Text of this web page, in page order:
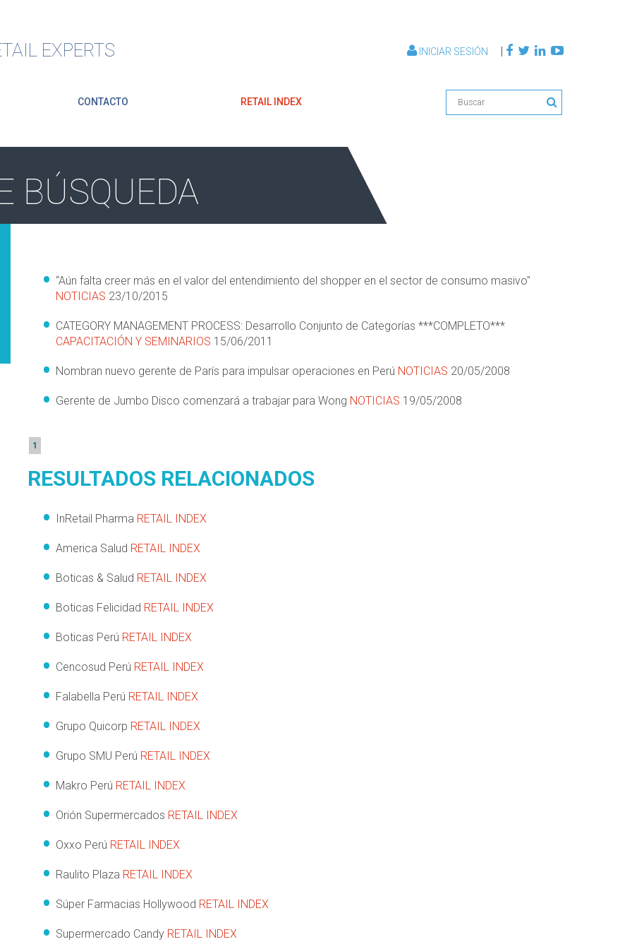
EXPERTS INICIAR SESIÓN |
CONTACTO RETAIL INDEX
BÚSQUEDA
“Aún falta creer más en el valor del entendimiento del shopper en el sector de consumo masivo"
NOTICIAS 23/10/2015
CATEGORY MANAGEMENT PROCESS: Desarrollo Conjunto de Categorías ***COMPLETO***
CAPACITACIÓN Y SEMINARIOS 15/06/2011
Nombran nuevo gerente de París para impulsar operaciones en Perú NOTICIAS 20/05/2008
Gerente de Jumbo Disco comenzará a trabajar para Wong NOTICIAS 19/05/2008
1
RESULTADOS RELACIONADOS
InRetail Pharma RETAIL INDEX
America Salud RETAIL INDEX
Boticas & Salud RETAIL INDEX
Boticas Felicidad RETAIL INDEX
Boticas Perú RETAIL INDEX
Cencosud Perú RETAIL INDEX
Falabella Perú RETAIL INDEX
Grupo Quicorp RETAIL INDEX
Grupo SMU Perú RETAIL INDEX
Makro Perú RETAIL INDEX
Orión Supermercados RETAIL INDEX
Oxxo Perú RETAIL INDEX
Raulito Plaza RETAIL INDEX
Súper Farmacias Hollywood RETAIL INDEX
Supermercado Candy RETAIL INDEX